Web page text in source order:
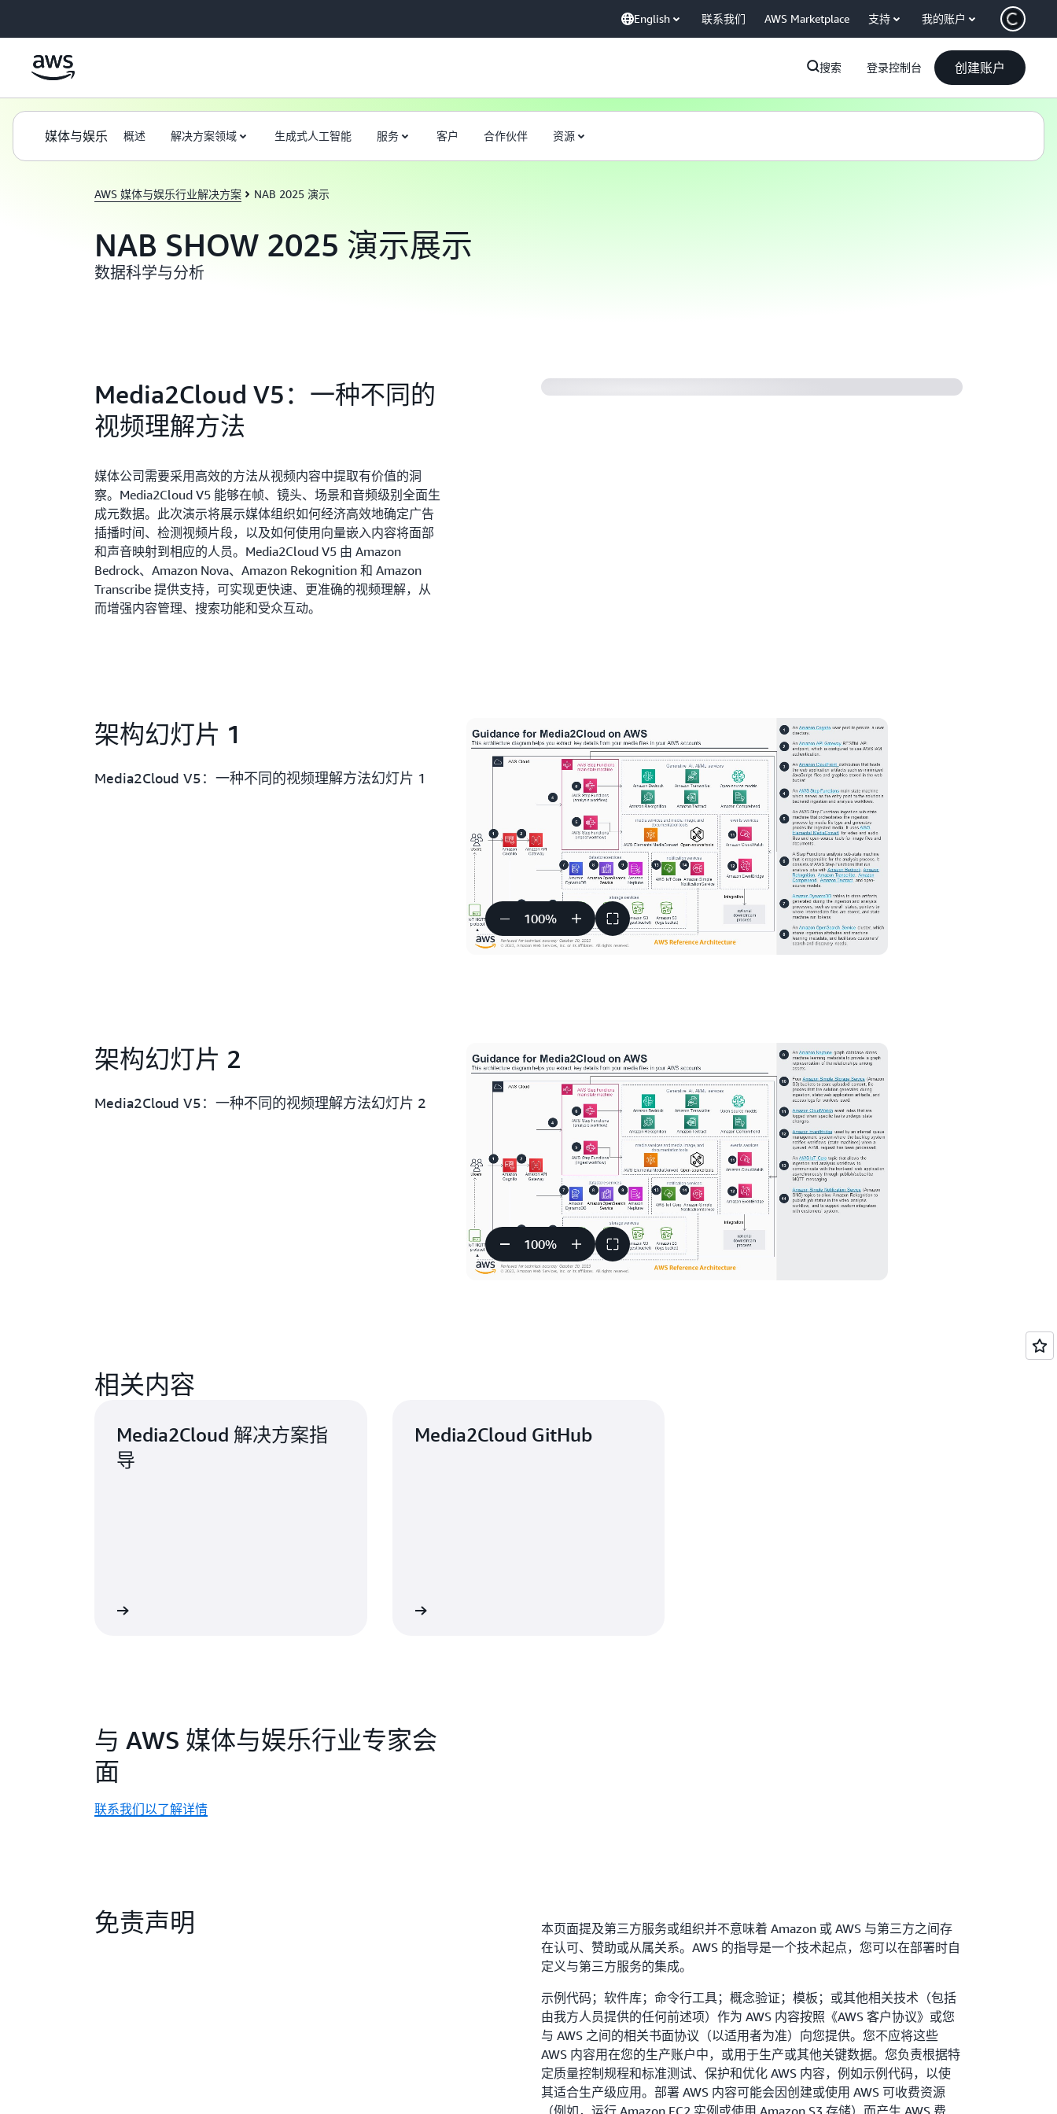
English 联系我们 AWS Marketplace 支持 我的账户
搜索 登录控制台 创建账户
媒体与娱乐 概述 解决方案领域 生成式人工智能 服务 客户 合作伙伴 资源
AWS 媒体与娱乐行业解决方案 NAB 2025 演示
NAB SHOW 2025 演示展示
数据科学与分析
Media2Cloud V5：一种不同的
视频理解方法
媒体公司需要采用高效的方法从视频内容中提取有价值的洞
察。Media2Cloud V5 能够在帧、镜头、场景和音频级别全面生
成元数据。此次演示将展示媒体组织如何经济高效地确定广告
插播时间、检测视频片段，以及如何使用向量嵌入内容将面部
和声音映射到相应的人员。Media2Cloud V5 由 Amazon
Bedrock、Amazon Nova、Amazon Rekognition 和 Amazon
Transcribe 提供支持，可实现更快速、更准确的视频理解，从
而增强内容管理、搜索功能和受众互动。
架构幻灯片 1
Media2Cloud V5：一种不同的视频理解方法幻灯片 1
100%
架构幻灯片 2
Media2Cloud V5：一种不同的视频理解方法幻灯片 2
100%
相关内容
Media2Cloud 解决方案指
导
Media2Cloud GitHub
与 AWS 媒体与娱乐行业专家会
面
联系我们以了解详情
免责声明
本页面提及第三方服务或组织并不意味着 Amazon 或 AWS 与第三方之间存
在认可、赞助或从属关系。AWS 的指导是一个技术起点，您可以在部署时自
定义与第三方服务的集成。
示例代码；软件库；命令行工具；概念验证；模板；或其他相关技术（包括
由我方人员提供的任何前述项）作为 AWS 内容按照《AWS 客户协议》或您
与 AWS 之间的相关书面协议（以适用者为准）向您提供。您不应将这些
AWS 内容用在您的生产账户中，或用于生产或其他关键数据。您负责根据特
定质量控制规程和标准测试、保护和优化 AWS 内容，例如示例代码，以使
其适合生产级应用。部署 AWS 内容可能会因创建或使用 AWS 可收费资源
（例如，运行 Amazon EC2 实例或使用 Amazon S3 存储）而产生 AWS 费